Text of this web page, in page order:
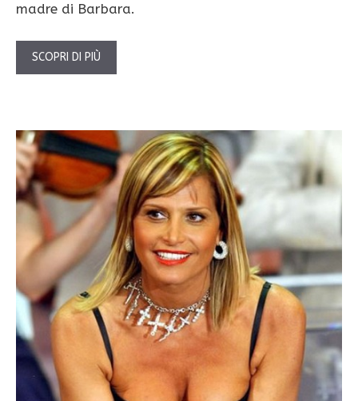
madre di Barbara.
SCOPRI DI PIÙ